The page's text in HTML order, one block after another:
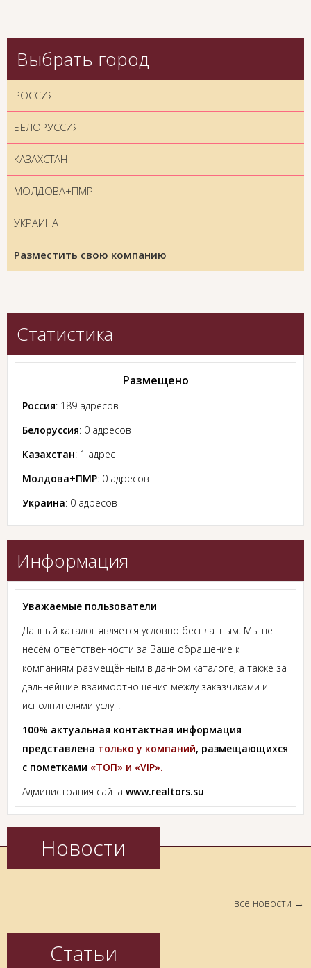
Выбрать город
РОССИЯ
БЕЛОРУССИЯ
КАЗАХСТАН
МОЛДОВА+ПМР
УКРАИНА
Разместить свою компанию
Статистика
Размещено
Россия: 189 адресов
Белоруссия: 0 адресов
Казахстан: 1 адрес
Молдова+ПМР: 0 адресов
Украина: 0 адресов
Информация
Уважаемые пользователи
Данный каталог является условно бесплатным. Мы не
несём ответственности за Ваше обращение к
компаниям размещённым в данном каталоге, а также за
дальнейшие взаимоотношения между заказчиками и
исполнителями услуг.
100% актуальная контактная информация
представлена только у компаний, размещающихся
с пометками «ТОП» и «VIP».
Администрация сайта www.realtors.su
Новости
все новости
Статьи